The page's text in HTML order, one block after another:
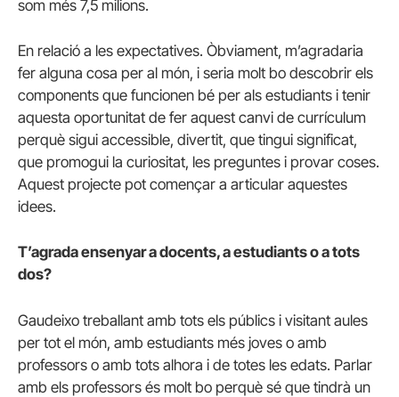
som més 7,5 milions.
En relació a les expectatives. Òbviament, m’agradaria
fer alguna cosa per al món, i seria molt bo descobrir els
components que funcionen bé per als estudiants i tenir
aquesta oportunitat de fer aquest canvi de currículum
perquè sigui accessible, divertit, que tingui significat,
que promogui la curiositat, les preguntes i provar coses.
Aquest projecte pot començar a articular aquestes
idees.
T’agrada ensenyar a docents, a estudiants o a tots
dos?
Gaudeixo treballant amb tots els públics i visitant aules
per tot el món, amb estudiants més joves o amb
professors o amb tots alhora i de totes les edats. Parlar
amb els professors és molt bo perquè sé que tindrà un